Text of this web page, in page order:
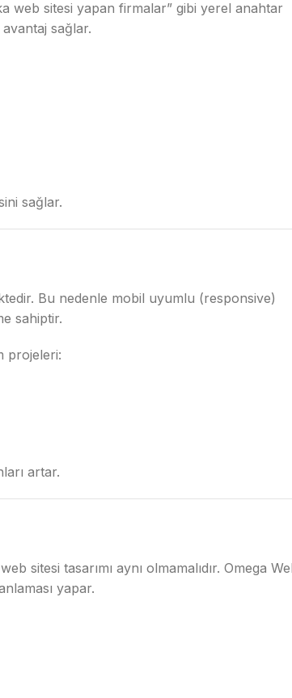
web sitesi yapan firmalar” gibi yerel anahtar
sağlar.
sağlar.
Bu nedenle mobil uyumlu (responsive)
sahiptir.
projeleri:
artar.
sitesi tasarımı aynı olmamalıdır. Omega
yapar.